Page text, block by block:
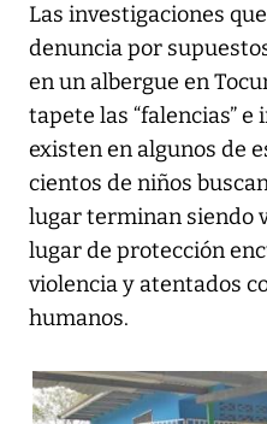
Las investigaciones
denuncia por
en un albergue en
tapete las “falencias”
existen en algunos de
cientos de niños
lugar terminan siendo
lugar de protección
violencia y atentados
humanos.